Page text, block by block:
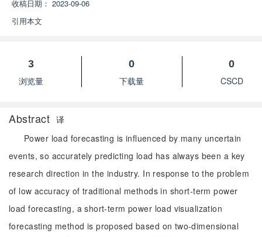
收稿日期： 2023-09-06
引用本文
3
浏览量
0
下载量
0
CSCD
Abstract 译
Power load forecasting is influenced by many uncertain
events, so accurately predicting load has always been a key
research direction in the industry. In response to the problem
of low accuracy of traditional methods in short-term power
load forecasting, a short-term power load visualization
forecasting method is proposed based on two-dimensional